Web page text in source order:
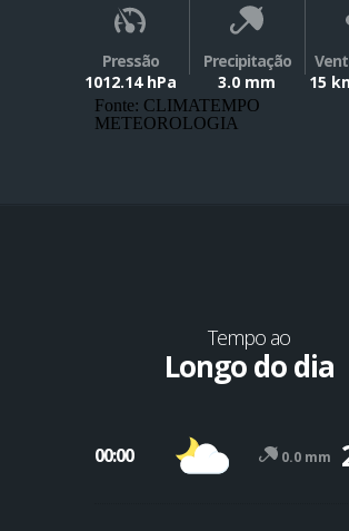
Pressão
1012.14 hPa
Precipitação
3.0 mm
15
Fonte: CLIMATEMPO
METEOROLOGIA
Tempo ao
Longo do dia
00:00 0.0 mm